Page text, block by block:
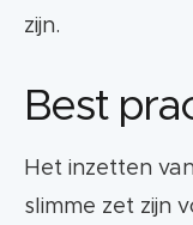
zijn.
Best
Het inzetten
slimme zet zijn